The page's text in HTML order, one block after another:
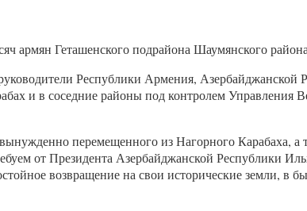
армян Геташенского подрайона Шаумянского
Республики Армения, Азербайджанской
и в соседние районы под контролем
перемещенного из Нагорного Карабаха, а
от Президента Азербайджанской Республики
возвращение на свои исторические земли, в